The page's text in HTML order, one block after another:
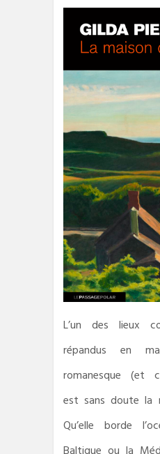
L’un des lieux
répandus en
romanesque (et
est sans doute la
Qu’elle borde